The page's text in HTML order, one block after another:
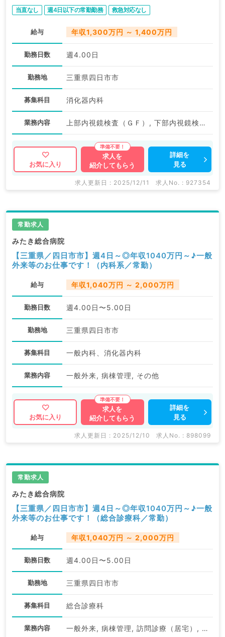
当直なし 週4日以下の常勤勤務 救急対応なし
給与 年収1,300万円 ～ 1,400万円
勤務日数 週4.00日
勤務地 三重県四日市市
募集科目 消化器内科
業務内容 上部内視鏡検査（ＧＦ）, 下部内視鏡検査（ＣＦ）, その他
お気に入り
求人を
紹介してもらう
詳細を
見る
求人更新日 : 2025/12/11 求人No. : 927354
常勤求人
みたき総合病院
【三重県／四日市市】週4日～◎年収1040万円～♪一般
外来等のお仕事です！（内科系／常勤）
給与 年収1,040万円 ～ 2,000万円
勤務日数 週4.00日〜5.00日
勤務地 三重県四日市市
募集科目 一般内科、消化器内科
業務内容 一般外来, 病棟管理, その他
お気に入り
求人を
紹介してもらう
詳細を
見る
求人更新日 : 2025/12/10 求人No. : 898099
常勤求人
みたき総合病院
【三重県／四日市市】週4日～◎年収1040万円～♪一般
外来等のお仕事です！（総合診療科／常勤）
給与 年収1,040万円 ～ 2,000万円
勤務日数 週4.00日〜5.00日
勤務地 三重県四日市市
募集科目 総合診療科
業務内容 一般外来, 病棟管理, 訪問診療（居宅）, 訪問診療（施設）, その他